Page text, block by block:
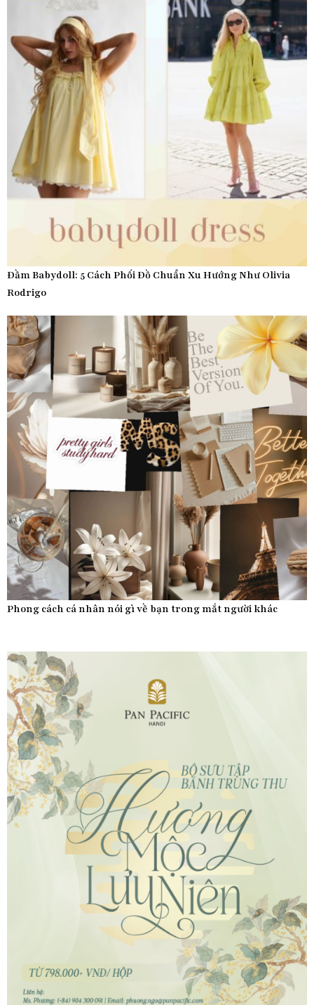
Đầm Babydoll: 5 Cách Phối Đồ Chuẩn Xu Hướng Như Olivia
Rodrigo
Phong cách cá nhân nói gì về bạn trong mắt người khác